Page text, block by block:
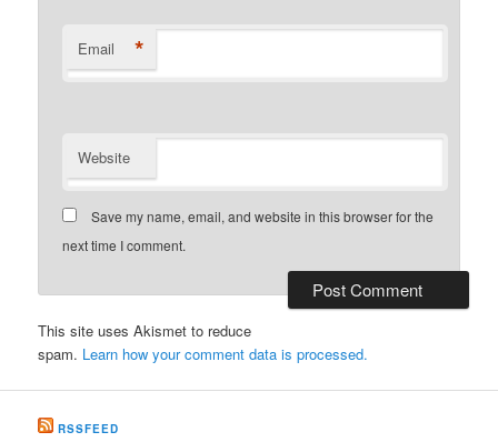
Email *
Website
Save my name, email, and website in this browser for the
next time I comment.
This site uses Akismet to reduce
spam. Learn how your comment data is processed.
RSSFEED